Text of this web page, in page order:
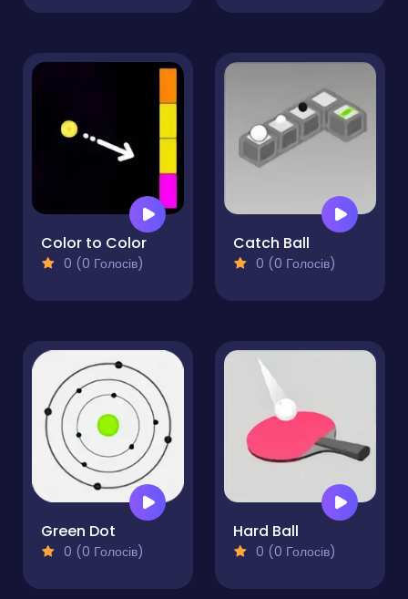
Color to Color
0 (0 Голосів)
Catch Ball
0 (0 Голосів)
Green Dot
0 (0 Голосів)
Hard Ball
0 (0 Голосів)